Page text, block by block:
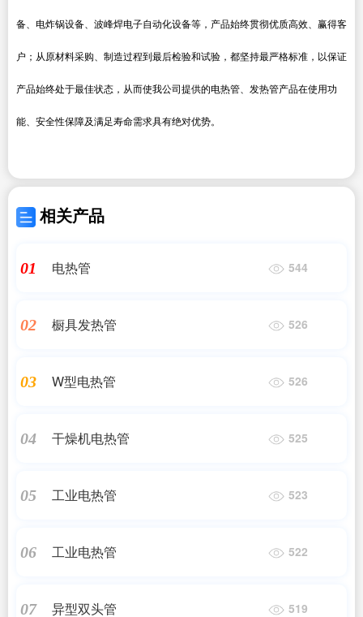
备、电炸锅设备、波峰焊电子自动化设备等，产品始终贯彻优质高效、赢得客
户；从原材料采购、制造过程到最后检验和试验，都坚持最严格标准，以保证
产品始终处于最佳状态，从而使我公司提供的电热管、发热管产品在使用功
能、安全性保障及满足寿命需求具有绝对优势。
相关产品
01 电热管 544
02 橱具发热管 526
03 W型电热管 526
04 干燥机电热管 525
05 工业电热管 523
06 工业电热管 522
07 异型双头管 519